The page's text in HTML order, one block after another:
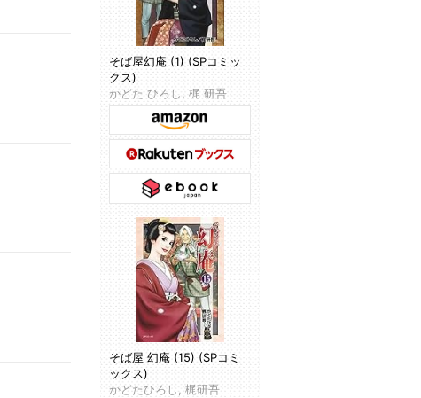
そば屋幻庵 (1) (SPコミッ
クス)
かどた ひろし, 梶 研吾
そば屋 幻庵 (15) (SPコミ
ックス)
かどたひろし, 梶研吾